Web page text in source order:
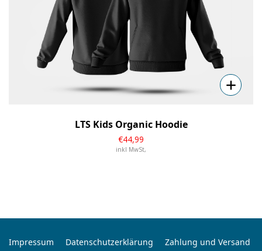
LTS Kids Organic Hoodie
€44,99
inkl MwSt,
Impressum Datenschutzerklärung
Zahlung und Versand